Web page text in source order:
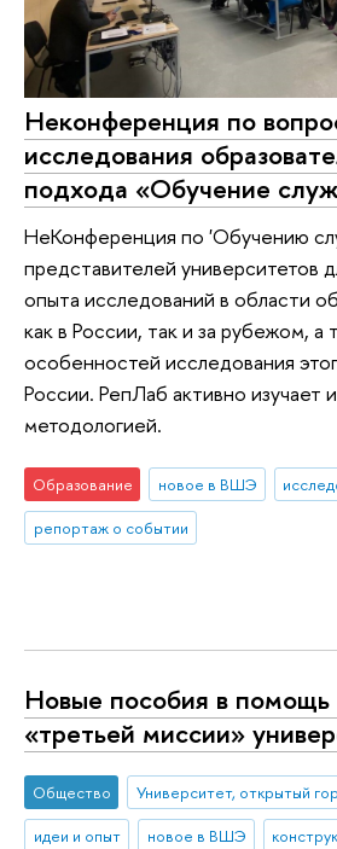
Неконференция по
исследования
подхода «Обучение
НеКонференция по 'Обучению
представителей университетов
опыта исследований в области
как в России, так и за рубежом, а
особенностей исследования
России. РепЛаб активно изучает
методологией.
Образование новое в ВШЭ
репортаж о событии
Новые пособия в помощь
«третьей миссии»
Общество Университет, открытый
идеи и опыт
новое в ВШЭ